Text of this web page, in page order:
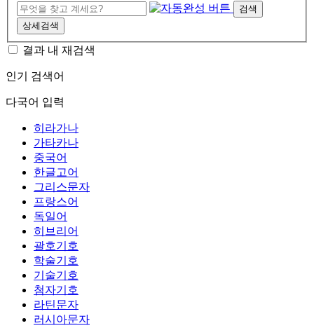
검색
상세검색
결과 내 재검색
인기 검색어
다국어 입력
히라가나
가타카나
중국어
한글고어
그리스문자
프랑스어
독일어
히브리어
괄호기호
학술기호
기술기호
첨자기호
라틴문자
러시아문자